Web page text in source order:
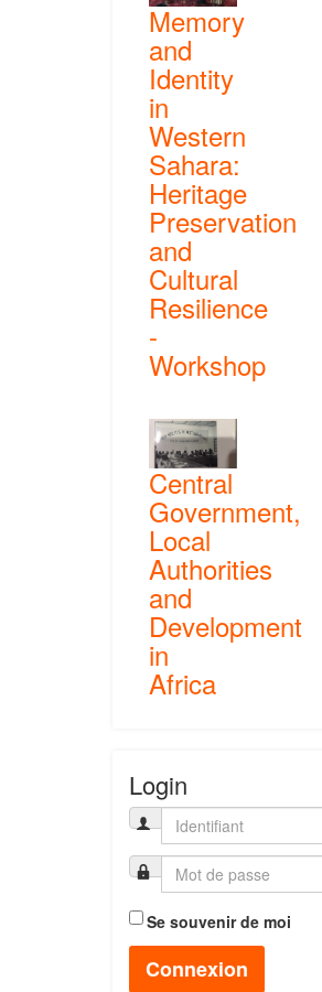
Memory
and
Identity
in
Western
Sahara:
Heritage
Preservation
and
Cultural
Resilience
-
Workshop
Central
Government,
Local
Authorities
and
Development
in
Africa
Login
Se souvenir de moi
Connexion